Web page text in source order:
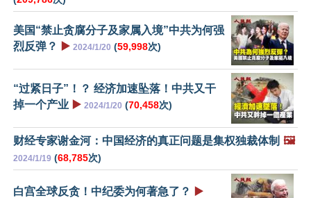
美国“禁止贪腐分子及家属入境”中共为何强
烈反弹？
▶️ 2024/1/20 (59,998次)
“过紧日子”！？ 经济加速坠落！中共又干
掉一个产业 ▶️ 2024/1/20 (70,458次)
财经专家谢金河：中国经济的真正问题是集权独裁体制 🖼️
2024/1/19 (68,785次)
白宫全球反贪！中纪委为何著急了？ ▶️